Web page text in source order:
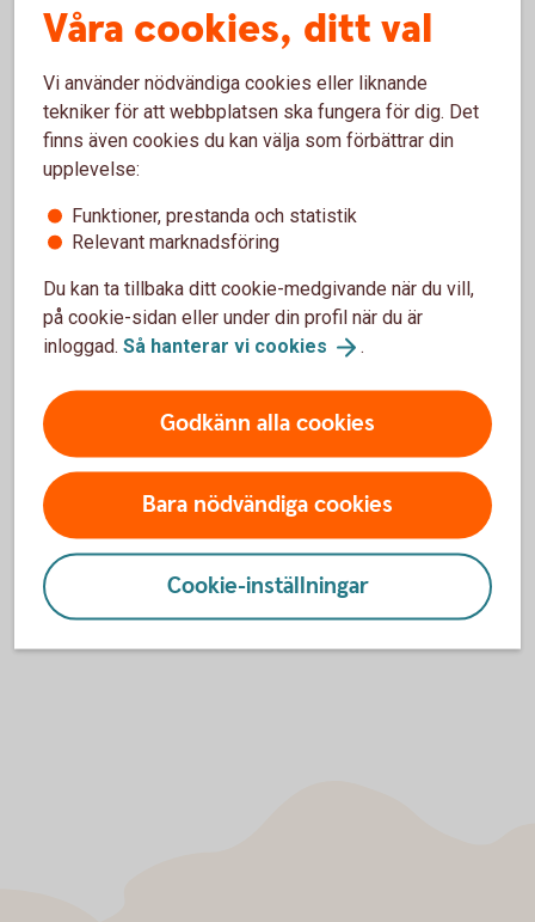
rand
Thailand Thailänsk bath THB 0,2835
Ungern Ungersk forint
USA
Amerikansk
dollar
USD 9,4043
För att se detta innehåll behöver du först
och statistik.
Inställningar för cookies
Våra cookies, ditt val
Vi använder nödvändiga cookies eller liknande
tekniker för att webbplatsen ska fungera för dig. Det
finns även cookies du kan välja som förbättrar din
upplevelse:
Funktioner, prestanda och statistik
Relevant marknadsföring
Du kan ta tillbaka ditt cookie-medgivande när du vill,
på cookie-sidan eller under din profil när du är
inloggad. Så hanterar vi cookies .
Godkänn alla cookies
Bara nödvändiga cookies
Cookie-inställningar